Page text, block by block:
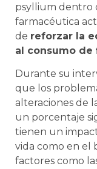
psyllium dentro
farmacéutica
de reforzar la
al consumo de
Durante su
que los
alteraciones de
un porcentaje
tienen un
vida como en el
factores como